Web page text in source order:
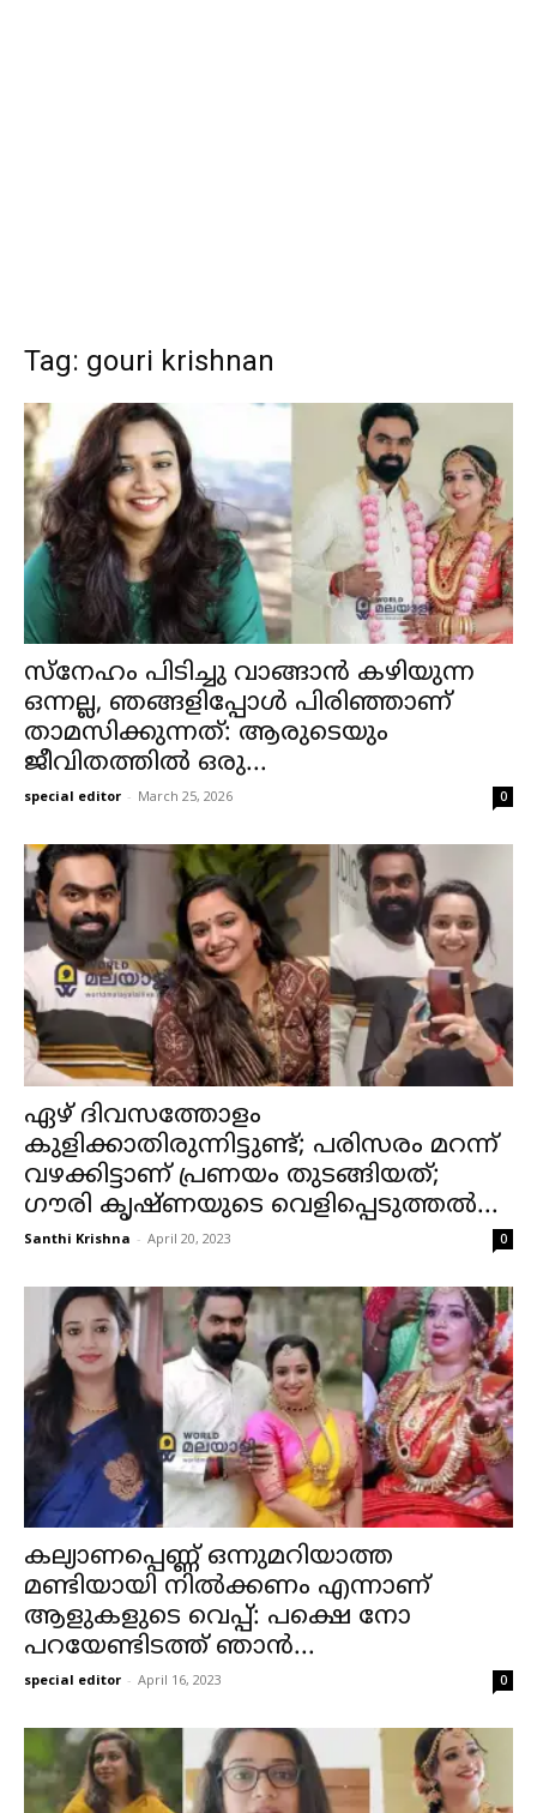
Tag: gouri krishnan
സ്‌നേഹം പിടിച്ചു വാങ്ങാൻ കഴിയുന്ന
ഒന്നല്ല, ഞങ്ങളിപ്പോൾ പിരിഞ്ഞാണ്
താമസിക്കുന്നത്: ആരുടെയും
ജീവിതത്തിൽ ഒരു...
special editor - March 25, 2026 0
ഏഴ് ദിവസത്തോളം
കുളിക്കാതിരുന്നിട്ടുണ്ട്; പരിസരം മറന്ന്
വഴക്കിട്ടാണ് പ്രണയം തുടങ്ങിയത്;
ഗൗരി കൃഷ്ണയുടെ വെളിപ്പെടുത്തൽ...
Santhi Krishna - April 20, 2023 0
കല്യാണപ്പെണ്ണ് ഒന്നുമറിയാത്ത
മണ്ടിയായി നിൽക്കണം എന്നാണ്
ആളുകളുടെ വെപ്പ്: പക്ഷെ നോ
പറയേണ്ടിടത്ത് ഞാൻ...
special editor - April 16, 2023 0